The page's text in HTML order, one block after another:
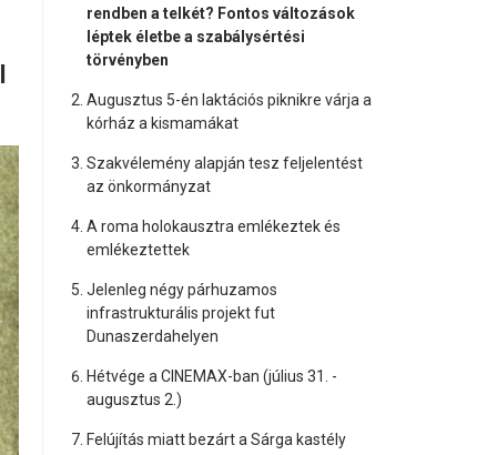
rendben a telkét? Fontos változások
léptek életbe a szabálysértési
törvényben
Augusztus 5-én laktációs piknikre várja a
kórház a kismamákat
Szakvélemény alapján tesz feljelentést
az önkormányzat
A roma holokausztra emlékeztek és
emlékeztettek
Jelenleg négy párhuzamos
infrastrukturális projekt fut
Dunaszerdahelyen
Hétvége a CINEMAX-ban (július 31. -
augusztus 2.)
Felújítás miatt bezárt a Sárga kastély